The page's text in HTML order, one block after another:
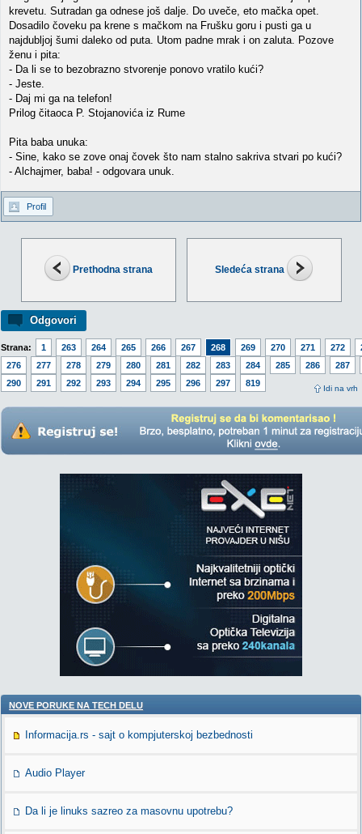
Prethodna strana Sledeća strana
Odgovori
Strana: 1 263 264 265 266 267 268 269 270 271 272
276
277 278 279 280 281 282 283 284 285 286
287
290
291 292 293 294 295 296 297 819
Idi na vrh
krevetu. Sutradan ga odnese još dalje. Do uveče, eto mačka opet.
Dosadilo čoveku pa krene s mačkom na Frušku goru i pusti ga u
najdubljoj šumi daleko od puta. Utom padne mrak i on zaluta. Pozove
ženu i pita:
- Da li se to bezobrazno stvorenje ponovo vratilo kući?
- Jeste.
- Daj mi ga na telefon!
Prilog čitaoca P. Stojanovića iz Rume
Pita baba unuka:
- Sine, kako se zove onaj čovek što nam stalno sakriva stvari po kući?
- Alchajmer, baba! - odgovara unuk.
Profil
NOVE PORUKE NA TECH DELU
Informacija.rs - sajt o kompjuterskoj bezbednosti
Audio Player
Da li je linuks sazreo za masovnu upotrebu?